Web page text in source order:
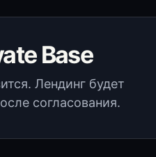
Base
Лендинг будет
согласования.